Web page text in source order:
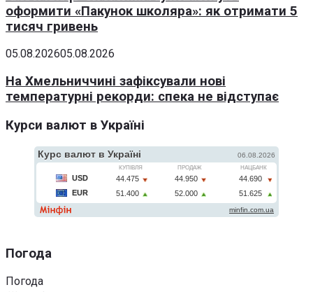
оформити «Пакунок школяра»: як отримати 5
тисяч гривень
05.08.202605.08.2026
На Хмельниччині зафіксували нові
температурні рекорди: спека не відступає
Курси валют в Україні
Погода
Погода